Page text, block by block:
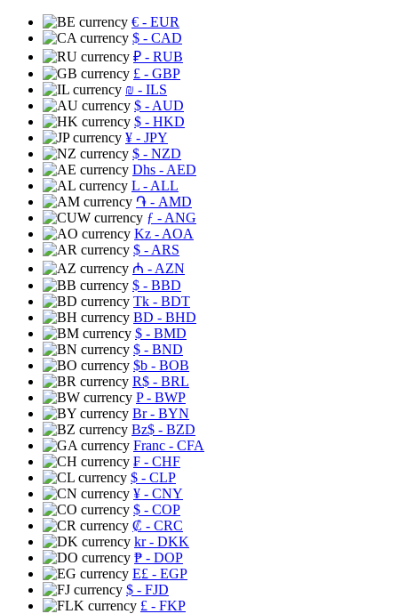
€ - EUR
$ - CAD
₽ - RUB
£ - GBP
₪ - ILS
$ - AUD
$ - HKD
¥ - JPY
$ - NZD
Dhs - AED
L - ALL
֏ - AMD
ƒ - ANG
Kz - AOA
$ - ARS
₼ - AZN
$ - BBD
Tk - BDT
BD - BHD
$ - BMD
$ - BND
$b - BOB
R$ - BRL
P- BWP
Br- BYN
Bz$ - BZD
Franc - CFA
₣ - CHF
$ - CLP
¥ - CNY
$ - COP
₡ - CRC
kr- DKK
₱ - DOP
E£ - EGP
$ - FJD
£ - FKP